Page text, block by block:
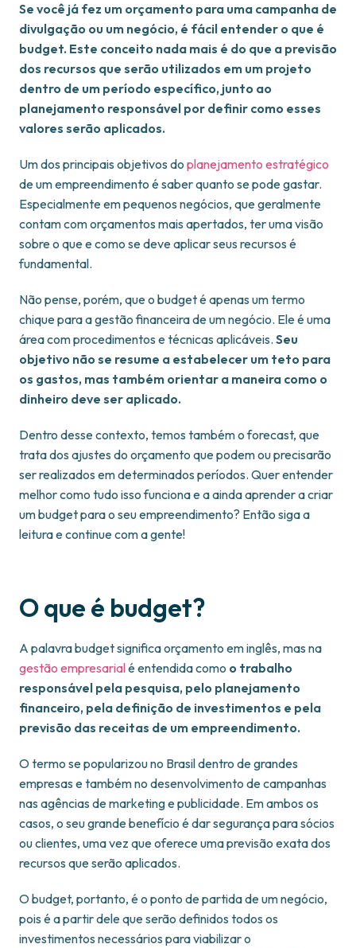
Se você já fez um orçamento para uma campanha de
divulgação ou um negócio, é fácil entender o que é
budget. Este conceito nada mais é do que a previsão
dos recursos que serão utilizados em um projeto
dentro de um período específico, junto ao
planejamento responsável por definir como esses
valores serão aplicados.
Um dos principais objetivos do planejamento estratégico
de um empreendimento é saber quanto se pode gastar.
Especialmente em pequenos negócios, que geralmente
contam com orçamentos mais apertados, ter uma visão
sobre o que e como se deve aplicar seus recursos é
fundamental.
Não pense, porém, que o budget é apenas um termo
chique para a gestão financeira de um negócio. Ele é uma
área com procedimentos e técnicas aplicáveis. Seu
objetivo não se resume a estabelecer um teto para
os gastos, mas também orientar a maneira como o
dinheiro deve ser aplicado.
Dentro desse contexto, temos também o forecast, que
trata dos ajustes do orçamento que podem ou precisarão
ser realizados em determinados períodos. Quer entender
melhor como tudo isso funciona e a ainda aprender a criar
um budget para o seu empreendimento? Então siga a
leitura e continue com a gente!
O que é budget?
A palavra budget significa orçamento em inglês, mas na
gestão empresarialé entendida como o trabalho
responsável pela pesquisa, pelo planejamento
financeiro, pela definição de investimentos e pela
previsão das receitas de um empreendimento.
O termo se popularizou no Brasil dentro de grandes
empresas e também no desenvolvimento de campanhas
nas agências de marketing e publicidade. Em ambos os
casos, o seu grande benefício é dar segurança para sócios
ou clientes, uma vez que oferece uma previsão exata dos
recursos que serão aplicados.
O budget, portanto, é o ponto de partida de um negócio,
pois é a partir dele que serão definidos todos os
investimentos necessários para viabilizar o